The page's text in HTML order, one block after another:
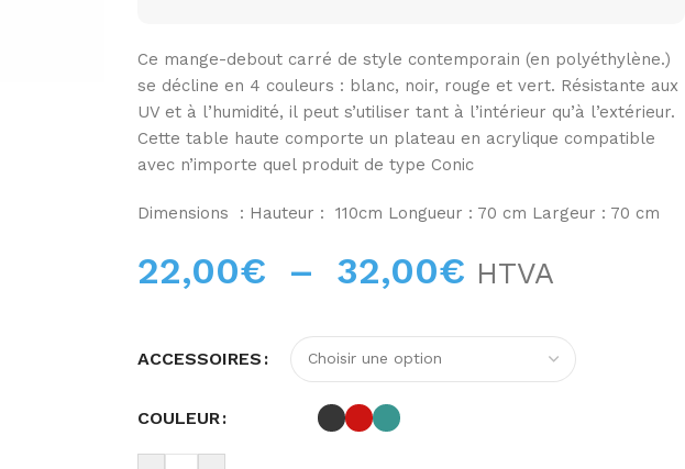
Ce mange-debout carré de style contemporain (en polyéthylène.)
se décline en 4 couleurs : blanc, noir, rouge et vert. Résistante aux
UV et à l’humidité, il peut s’utiliser tant à l’intérieur qu’à l’extérieur.
Cette table haute comporte un plateau en acrylique compatible
avec n’importe quel produit de type Conic
Dimensions : Hauteur : 110cm Longueur : 70 cm Largeur : 70 cm
22,00€ – 32,00€ HTVA
ACCESSOIRES
COULEUR